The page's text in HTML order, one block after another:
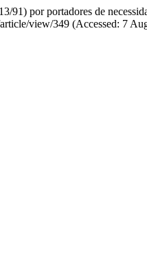
por portadores de
view/349 (Accessed: 7